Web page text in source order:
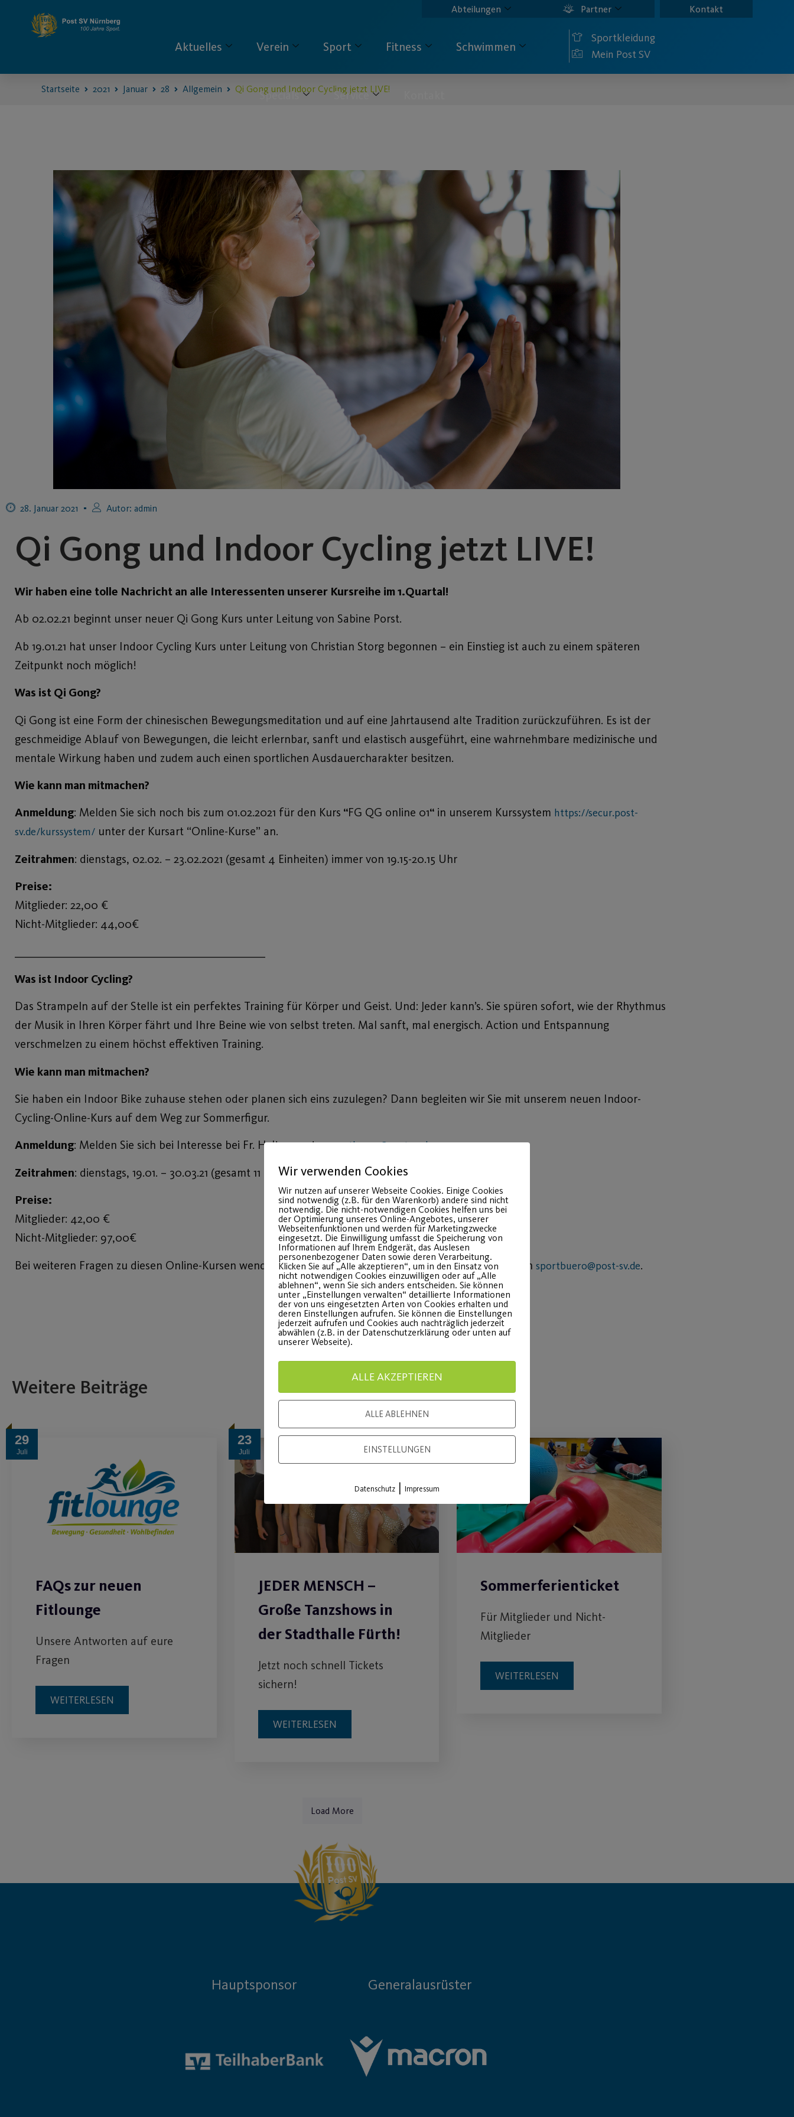
Abteilungen Partner Kontakt
Aktuelles Verein Sport Fitness Schwimmen
Specials Service
Sportkleidung
Mein Post SV
Startseite 2021 Januar 28 Allgemein Qi Gong und Indoor Cycling jetzt LIVE!
28. Januar 2021 Autor: admin
Qi Gong und Indoor Cycling jetzt LIVE!
Wir haben eine tolle Nachricht an alle Interessenten unserer Kursreihe im 1.Quartal!
Ab 02.02.21 beginnt unser neuer Qi Gong Kurs unter Leitung von Sabine Porst.
Ab 19.01.21 hat unser Indoor Cycling Kurs unter Leitung von Christian Storg begonnen – ein Einstieg ist auch zu einem späteren
Zeitpunkt noch möglich!
Was ist Qi Gong?
Qi Gong ist eine Form der chinesischen Bewegungsmeditation und auf eine Jahrtausend alte Tradition zurückzuführen. Es ist der
geschmeidige Ablauf von Bewegungen, die leicht erlernbar, sanft und elastisch ausgeführt, eine wahrnehmbare medizinische und
mentale Wirkung haben und zudem auch einen sportlichen Ausdauercharakter besitzen.
Wie kann man mitmachen?
Anmeldung: Melden Sie sich noch bis zum 01.02.2021 für den Kurs “FG QG online 01“ in unserem Kurssystem https://secur.post-
sv.de/kurssystem/ unter der Kursart “Online-Kurse” an.
Zeitrahmen: dienstags, 02.02. – 23.02.2021 (gesamt 4 Einheiten) immer von 19.15-20.15 Uhr
Preise:
Mitglieder: 22,00 €
Nicht-Mitglieder: 44,00€
Was ist Indoor Cycling?
Das Strampeln auf der Stelle ist ein perfektes Training für Körper und Geist. Und: Jeder kann’s. Sie spüren sofort, wie der Rhythmus
der Musik in Ihren Körper fährt und Ihre Beine wie von selbst treten. Mal sanft, mal energisch. Action und Entspannung
verschmelzen zu einem höchst effektiven Training.
Wie kann man mitmachen?
Sie haben ein Indoor Bike zuhause stehen oder planen sich eins zuzulegen? Dann begleiten wir Sie mit unserem neuen Indoor-
Cycling-Online-Kurs auf dem Weg zur Sommerfigur.
Anmeldung: Melden Sie sich bei Interesse bei Fr. Heltner untersportbuero@post-sv.de.
Zeitrahmen: dienstags, 19.01. – 30.03.21 (gesamt 11 Einheiten) immer von 18.00-19.00 Uhr
Preise:
Mitglieder: 42,00 €
Nicht-Mitglieder: 97,00€
Bei weiteren Fragen zu diesen Online-Kursen wenden Sie sich gerne an 0911 95 45 95 67 oder per Mail an sportbuero@post-sv.de.
Weitere Beiträge
29
Juli
FAQs zur neuen
Fitlounge
Unsere Antworten auf eure
Fragen
WEITERLESEN
23
Juli
JEDER MENSCH –
Große Tanzshows in
der Stadthalle Fürth!
Jetzt noch schnell Tickets
sichern!
WEITERLESEN
22
Sommerferienticket
Für Mitglieder und Nicht-
Mitglieder
WEITERLESEN
Load More
Hauptsponsor Generalausrüster
Wir verwenden Cookies
Wir nutzen auf unserer Webseite Cookies. Einige Cookies
sind notwendig (z.B. für den Warenkorb) andere sind nicht
notwendig. Die nicht-notwendigen Cookies helfen uns bei
der Optimierung unseres Online-Angebotes, unserer
Webseitenfunktionen und werden für Marketingzwecke
eingesetzt. Die Einwilligung umfasst die Speicherung von
Informationen auf Ihrem Endgerät, das Auslesen
personenbezogener Daten sowie deren Verarbeitung.
Klicken Sie auf „Alle akzeptieren“, um in den Einsatz von
nicht notwendigen Cookies einzuwilligen oder auf „Alle
ablehnen“, wenn Sie sich anders entscheiden. Sie können
unter „Einstellungen verwalten“ detaillierte Informationen
der von uns eingesetzten Arten von Cookies erhalten und
deren Einstellungen aufrufen. Sie können die Einstellungen
jederzeit aufrufen und Cookies auch nachträglich jederzeit
abwählen (z.B. in der Datenschutzerklärung oder unten auf
unserer Webseite).
ALLE AKZEPTIEREN
ALLE ABLEHNEN
EINSTELLUNGEN
Datenschutz | Impressum